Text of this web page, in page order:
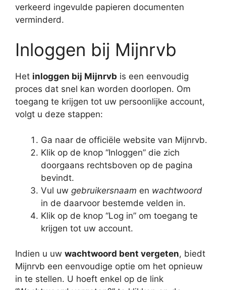
verkeerd ingevulde papieren documenten
verminderd.
Inloggen bij Mijnrvb
Het inloggen bij Mijnrvb is een eenvoudig
proces dat snel kan worden doorlopen. Om
toegang te krijgen tot uw persoonlijke account,
volgt u deze stappen:
Ga naar de officiële website van Mijnrvb.
Klik op de knop “Inloggen” die zich
doorgaans rechtsboven op de pagina
bevindt.
Vul uw gebruikersnaam en wachtwoord
in de daarvoor bestemde velden in.
Klik op de knop “Log in” om toegang te
krijgen tot uw account.
Indien u uw wachtwoord bent vergeten, biedt
Mijnrvb een eenvoudige optie om het opnieuw
in te stellen. U hoeft enkel op de link